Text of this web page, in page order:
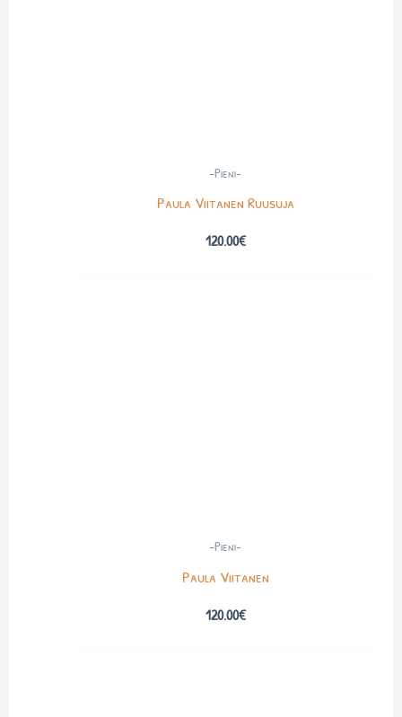
-Pieni-
Paula Viitanen Ruusuja
120.00€
-Pieni-
Paula Viitanen
120.00€